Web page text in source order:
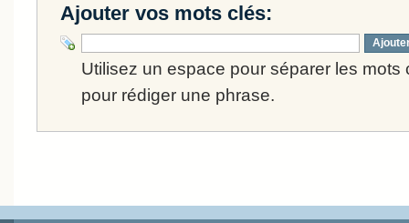
Ajouter vos mots clés:
Utilisez un espace pour séparer les mots
pour rédiger une phrase.